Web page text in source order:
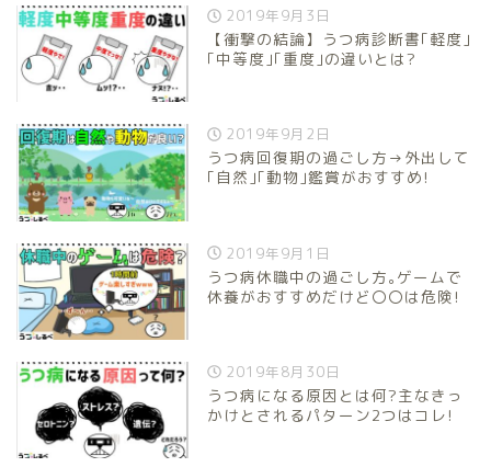
2019年9月3日
【衝撃の結論】うつ病診断書｢軽度｣
｢中等度｣｢重度｣の違いとは?
2019年9月2日
うつ病回復期の過ごし方→外出して
｢自然｣｢動物｣鑑賞がおすすめ!
2019年9月1日
うつ病休職中の過ごし方｡ゲームで
休養がおすすめだけど〇〇は危険!
2019年8月30日
うつ病になる原因とは何?主なきっ
かけとされるパターン2つはコレ!